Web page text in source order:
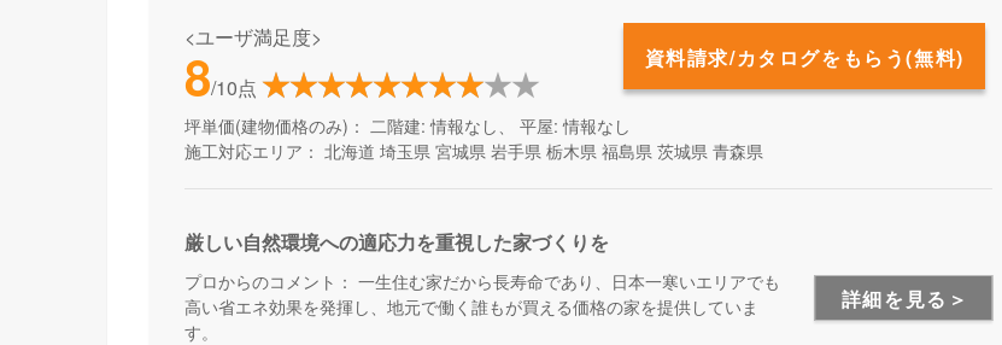
<ユーザ満足度>
8/10点
資料請求/カタログをもらう(無料)
坪単価(建物価格のみ)： 二階建: 情報なし、 平屋: 情報なし
施工対応エリア： 北海道 埼玉県 宮城県 岩手県 栃木県 福島県 茨城県 青森県
厳しい自然環境への適応力を重視した家づくりを
プロからのコメント： 一生住む家だから長寿命であり、日本一寒いエリアでも
高い省エネ効果を発揮し、地元で働く誰もが買える価格の家を提供していま
す。
詳細を見る＞